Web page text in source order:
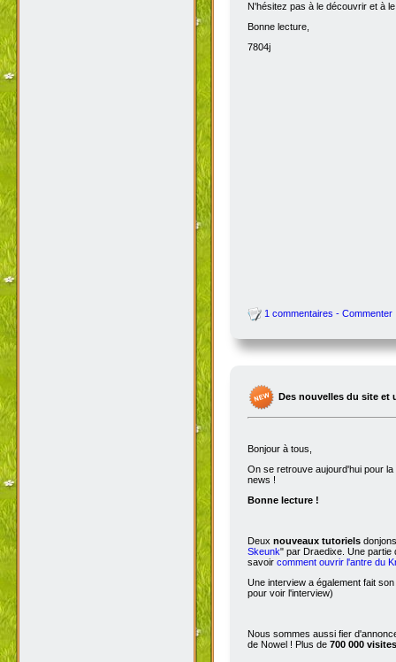
N'hésitez pas à le découvrir et à
Bonne lecture,
7804j
1 commentaires - Commenter
Des nouvelles du site
Bonjour à tous,
On se retrouve aujourd'hui pour
news !
Bonne lecture !
Deux nouveaux tutoriels
Skeunk" par Draedixe. Une partie
savoir comment ouvrir l'antre du
Une interview a également fait
pour voir l'interview)
Nous sommes aussi fier
de Nowel ! Plus de 700 000 visites